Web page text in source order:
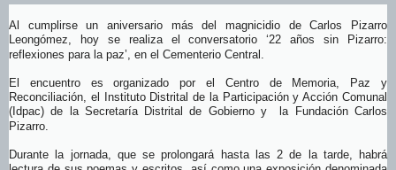
Al cumplirse un aniversario más del magnicidio de Carlos Pizarro
Leongómez, hoy se realiza el conversatorio ‘22 años sin Pizarro:
reflexiones para la paz’, en el Cementerio Central.
El encuentro es organizado por el Centro de Memoria, Paz y
Reconciliación, el Instituto Distrital de la Participación y Acción Comunal
(Idpac) de la Secretaría Distrital de Gobierno y la Fundación Carlos
Pizarro.
Durante la jornada, que se prolongará hasta las 2 de la tarde, habrá